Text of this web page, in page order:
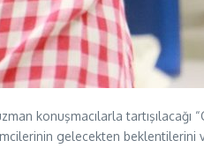
konuşmacılarla tartışılacağı
gelecekten beklentilerini